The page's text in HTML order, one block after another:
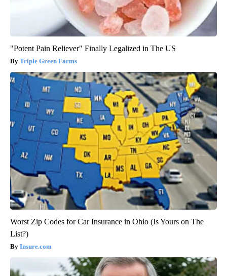
"Potent Pain Reliever" Finally Legalized in The US
Triple Green Farms
Worst Zip Codes for Car Insurance in Ohio (Is Yours on The
List?)
Insure.com